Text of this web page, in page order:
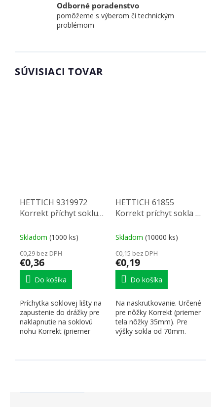
Odborné poradenstvo
pomôžeme s výberom či technickým
problémom
SÚVISIACI TOVAR
HETTICH 9319972
Korrekt příchyt soklu
nebo hliníkové lišty
Skladom (1000 ks)
€0,29 bez DPH
€0,36
Do košíka
Príchytka soklovej lišty na
zapustenie do drážky pre
naklapnutie na soklovú
nohu Korrekt (priemer
HETTICH 61855
Korrekt príchyt sokla k
Skladom (10000 ks)
€0,15 bez DPH
€0,19
Do košíka
Na naskrutkovanie. Určené
pre nôžky Korrekt (priemer
tela nôžky 35mm). Pre
výšky sokla od 70mm.